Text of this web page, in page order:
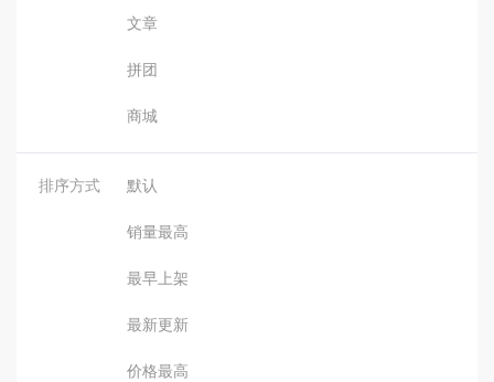
文章
拼团
商城
排序方式 默认
销量最高
最早上架
最新更新
价格最高